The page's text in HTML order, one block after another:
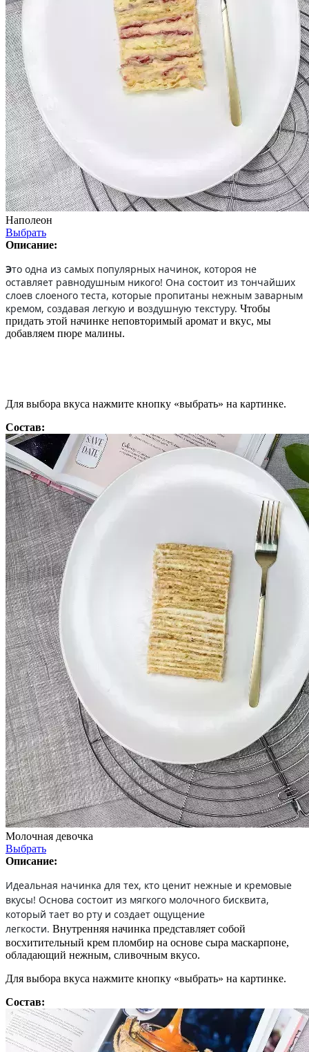
Наполеон
Выбрать
Описание:
Это одна из самых популярных начинок, котороя не
оставляет равнодушным никого! Она состоит из тончайших
слоев слоеного теста, которые пропитаны нежным заварным
кремом, создавая легкую и воздушную текстуру. Чтобы
придать этой начинке неповторимый аромат и вкус, мы
добавляем пюре малины.
Для выбора вкуса нажмите кнопку «выбрать» на картинке.
Состав:
Молочная девочка
Выбрать
Описание:
Идеальная начинка для тех, кто ценит нежные и кремовые
вкусы! Основа состоит из мягкого молочного бисквита,
который тает во рту и создает ощущение
легкости. Внутренняя начинка представляет собой
восхитительный крем пломбир на основе сыра маскарпоне,
обладающий нежным, сливочным вкусо.
Для выбора вкуса нажмите кнопку «выбрать» на картинке.
Состав: